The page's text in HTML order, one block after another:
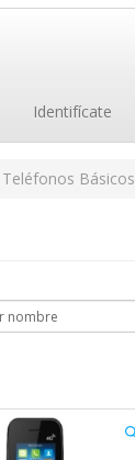
Identifícate
Teléfonos Básicos